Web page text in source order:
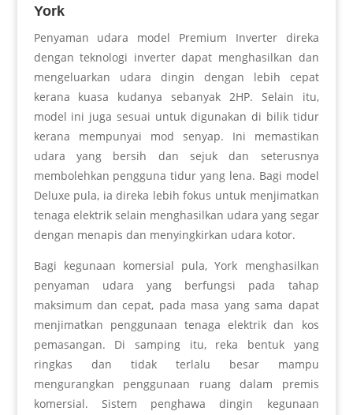
York
Penyaman udara model Premium Inverter direka
dengan teknologi inverter dapat menghasilkan dan
mengeluarkan udara dingin dengan lebih cepat
kerana kuasa kudanya sebanyak 2HP. Selain itu,
model ini juga sesuai untuk digunakan di bilik tidur
kerana mempunyai mod senyap. Ini memastikan
udara yang bersih dan sejuk dan seterusnya
membolehkan pengguna tidur yang lena. Bagi model
Deluxe pula, ia direka lebih fokus untuk menjimatkan
tenaga elektrik selain menghasilkan udara yang segar
dengan menapis dan menyingkirkan udara kotor.
Bagi kegunaan komersial pula, York menghasilkan
penyaman udara yang berfungsi pada tahap
maksimum dan cepat, pada masa yang sama dapat
menjimatkan penggunaan tenaga elektrik dan kos
pemasangan. Di samping itu, reka bentuk yang
ringkas dan tidak terlalu besar mampu
mengurangkan penggunaan ruang dalam premis
komersial. Sistem penghawa dingin kegunaan